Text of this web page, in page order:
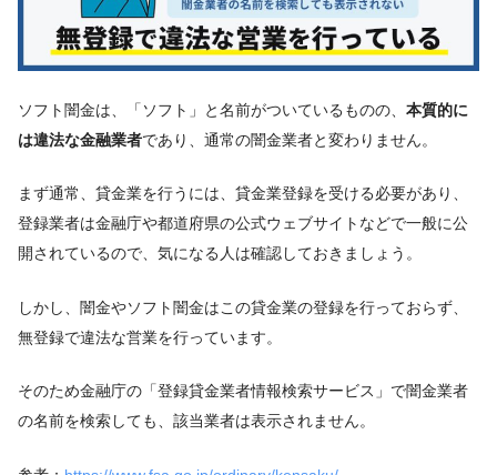
ソフト闇金は、「ソフト」と名前がついているものの、 本質的に
は違法な金融業者であり、通常の闇金業者と変わりません。
まず通常、貸金業を行うには、貸金業登録を受ける必要があり、
登録業者は金融庁や都道府県の公式ウェブサイトなどで一般に公
開されているので、気になる人は確認しておきましょう。
しかし、闇金やソフト闇金はこの貸金業の登録を行っておらず、
無登録で違法な営業を行っています。
そのため金融庁の「登録貸金業者情報検索サービス」で闇金業者
の名前を検索しても、該当業者は表示されません。